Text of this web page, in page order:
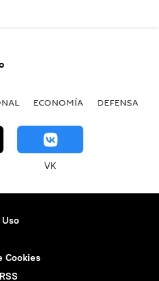
ECONOMÍA DEFENSA
VK
Cookies
RSS